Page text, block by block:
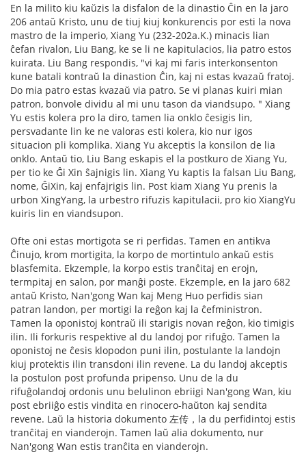
En la milito kiu kaŭzis la disfalon de la dinastio Ĉin en la jaro
206 antaŭ Kristo, unu de tiuj kiuj konkurencis por esti la nova
mastro de la imperio, Xiang Yu (232-202a.K.) minacis lian
ĉefan rivalon, Liu Bang, ke se li ne kapitulacios, lia patro estos
kuirata. Liu Bang respondis, "vi kaj mi faris interkonsenton
kune batali kontraŭ la dinastion Ĉin, kaj ni estas kvazaŭ fratoj.
Do mia patro estas kvazaŭ via patro. Se vi planas kuiri mian
patron, bonvole dividu al mi unu tason da viandsupo. " Xiang
Yu estis kolera pro la diro, tamen lia onklo ĉesigis lin,
persvadante lin ke ne valoras esti kolera, kio nur igos
situacion pli komplika. Xiang Yu akceptis la konsilon de lia
onklo. Antaŭ tio, Liu Bang eskapis el la postkuro de Xiang Yu,
per tio ke Ĝi Xin ŝajnigis lin. Xiang Yu kaptis la falsan Liu Bang,
nome, ĜiXin, kaj enfajrigis lin. Post kiam Xiang Yu prenis la
urbon XingYang, la urbestro rifuzis kapitulacii, pro kio XiangYu
kuiris lin en viandsupon.
Ofte oni estas mortigota se ri perfidas. Tamen en antikva
Ĉinujo, krom mortigita, la korpo de mortintulo ankaŭ estis
blasfemita. Ekzemple, la korpo estis tranĉitaj en erojn,
termpitaj en salon, por manĝi poste. Ekzemple, en la jaro 682
antaŭ Kristo, Nan'gong Wan kaj Meng Huo perfidis sian
patran landon, per mortigi la reĝon kaj la ĉefministron.
Tamen la oponistoj kontraŭ ili starigis novan reĝon, kio timigis
ilin. Ili forkuris respektive al du landoj por rifuĝo. Tamen la
oponistoj ne ĉesis klopodon puni ilin, postulante la landojn
kiuj protektis ilin transdoni ilin revene. La du landoj akceptis
la postulon post profunda pripenso. Unu de la du
rifuĝolandoj ordonis unu belulinon ebriigi Nan'gong Wan, kiu
post ebriiĝo estis vindita en rinocero-haŭton kaj sendita
revene. Laŭ la historia dokumento 左传，la du perfidintoj estis
tranĉitaj en vianderojn. Tamen laŭ alia dokumento, nur
Nan'gong Wan estis tranĉita en vianderojn.